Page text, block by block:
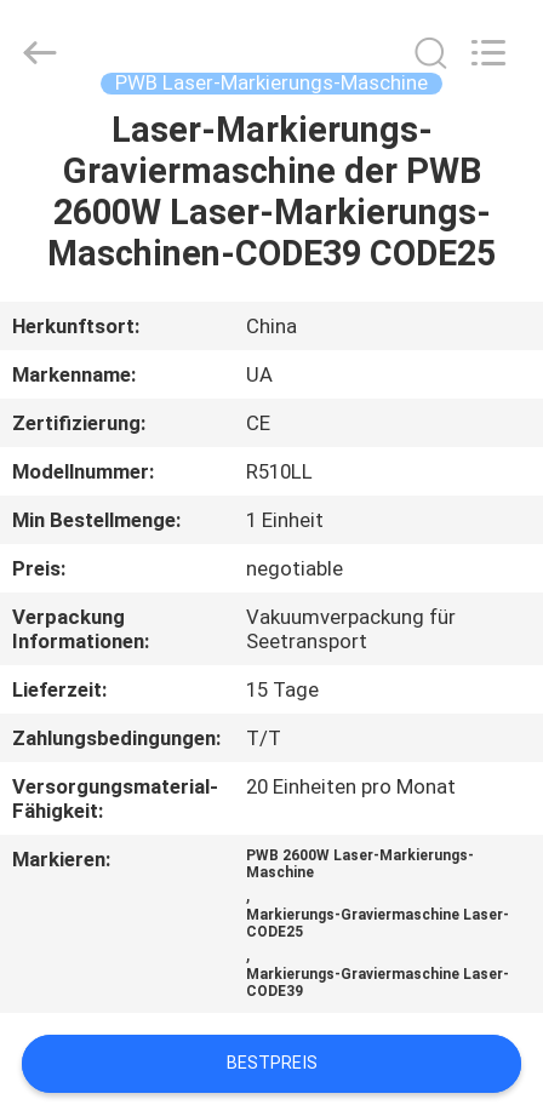
PRODUKTE
UNS
AUSFLUG
QUALITÄTSKONTROLLE
TRETEN
SIE
MIT
UNS
VERBINDUNG
EIN
ZITAT
LIMITED.
PWB Laser-Markierungs-Maschine
Laser-Markierungs-
Graviermaschine der PWB
2600W Laser-Markierungs-
Maschinen-CODE39 CODE25
Herkunftsort:
China
Markenname:
UA
Zertifizierung:
CE
Modellnummer:
R510LL
Min Bestellmenge:
1 Einheit
Preis:
negotiable
Verpackung
Informationen:
Vakuumverpackung für
Seetransport
Lieferzeit:
15 Tage
Zahlungsbedingungen:
T/T
Versorgungsmaterial-
Fähigkeit:
20 Einheiten pro Monat
Markieren:
PWB 2600W Laser-Markierungs-
Maschine
,
Markierungs-Graviermaschine Laser-
CODE25
,
Markierungs-Graviermaschine Laser-
CODE39
BESTPREIS